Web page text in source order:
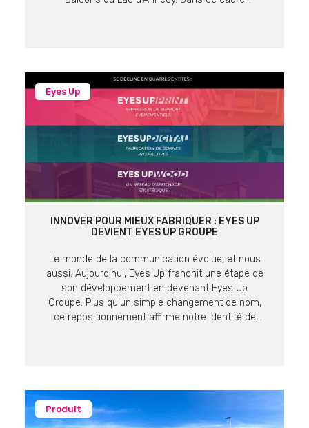
Eyes Up
INNOVER POUR MIEUX FABRIQUER : EYES UP
DEVIENT EYES UP GROUPE
Le monde de la communication évolue, et nous
aussi. Aujourd’hui, Eyes Up franchit une étape de
son développement en devenant Eyes Up
Groupe. Plus qu’un simple changement de nom,
ce repositionnement affirme notre identité de
Produit